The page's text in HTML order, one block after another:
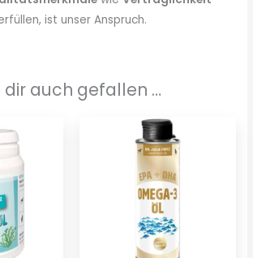
ist unser Anspruch.
dir auch gefallen …